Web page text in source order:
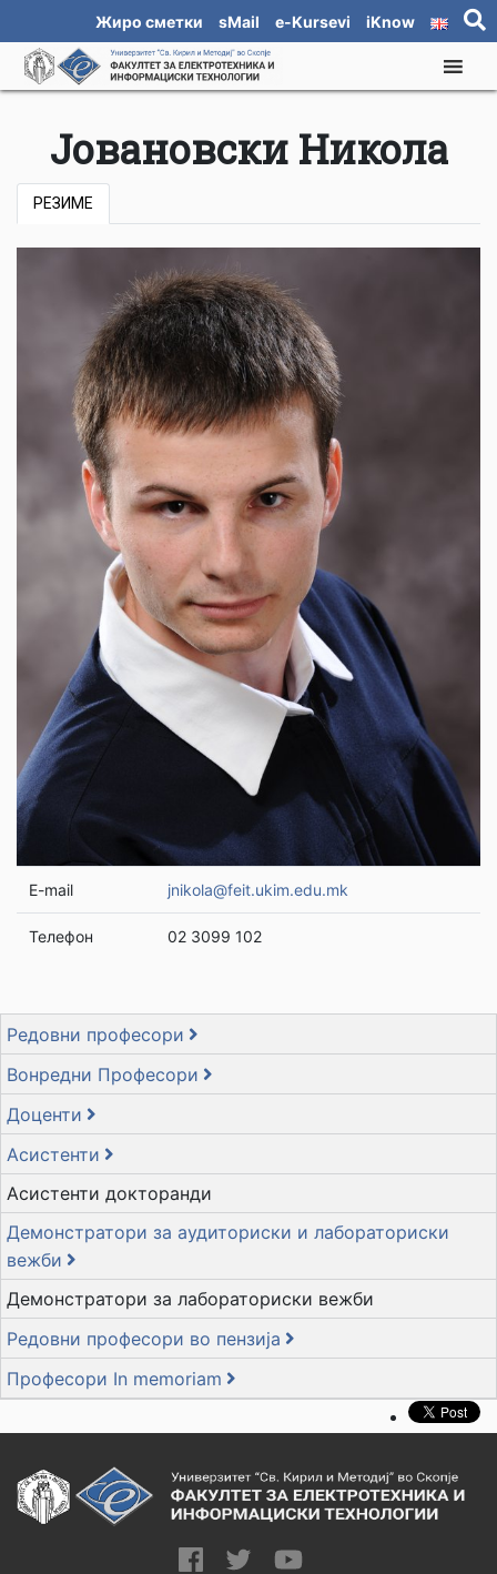
Жиро сметки sMail e-Kursevi iKnow
Јовановски Никола
РЕЗИМЕ
E-mail jnikola@feit.ukim.edu.mk
Телефон 02 3099 102
Редовни професори
Вонредни Професори
Доценти
Асистенти
Асистенти докторанди
Демонстратори за аудиториски и лабораториски
вежби
Демонстратори за лабораториски вежби
Редовни професори во пензија
Професори In memoriam